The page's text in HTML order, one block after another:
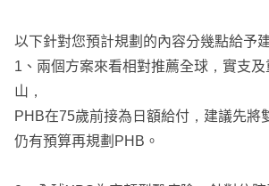
以下針對您預計規劃的內容分幾點給予建
1、兩個方案來看相對推薦全球，實支
山，
PHB在75歲前接為日額給付，建議先將
仍有預算再規劃PHB。